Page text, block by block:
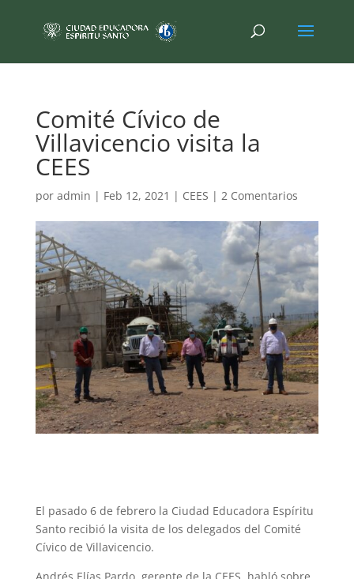
Comité Cívico de
Villavicencio visita la
CEES
por admin | Feb 12, 2021 | CEES | 2 Comentarios
El pasado 6 de febrero la Ciudad Educadora Espíritu
Santo recibió la visita de los delegados del Comité
Cívico de Villavicencio.